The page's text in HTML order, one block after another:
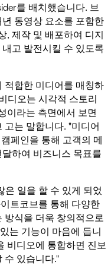
를 배치했습니다. 브
동영상 요소를 포함한
, 제작 및 배포하여 디지
고 발전시킬 수 있도록
적합한 미디어를 매칭하
디오는 시각적 스토리
이라는 측면에서 보면
고는 말합니다. "미디어
페인을 통해 고객의 메
하여 비즈니스 목표를
은 일을 할 수 있게 되었
트코브를 통해 다양한
방식을 더욱 창의적으로
는 기능이 마음에 듭니
비디오에 통합하면 진보
수 있습니다."